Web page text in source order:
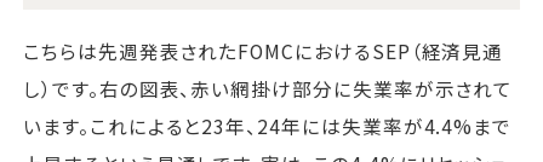
こちらは先週発表されたFOMCにおけるSEP（経済見通
し）です。右の図表、赤い網掛け部分に失業率が示されて
います。これによると23年、24年には失業率が4.4%まで